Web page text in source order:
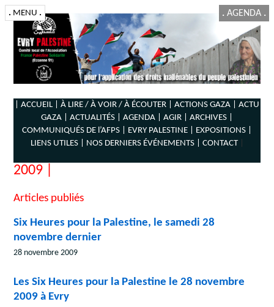
. MENU . . AGENDA .
| ACCUEIL | À LIRE / À VOIR / À ÉCOUTER | ACTIONS GAZA |
ACTU
GAZA |
ACTUALITÉS | AGENDA | AGIR |
ARCHIVES |
COMMUNIQUÉS DE l’AFPS |
EVRY PALESTINE |
EXPOSITIONS |
LIENS UTILES |
NOS DERNIERS ÉVÉNEMENTS | CONTACT|
2009 |
Articles publiés
Six Heures pour la Palestine, le samedi 28
novembre dernier
28 novembre 2009
Les Six Heures pour la Palestine le 28 novembre
2009 à Evry